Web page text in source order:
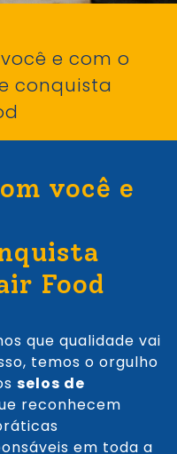
e com o
conquista
você e
Food
que qualidade vai
temos o orgulho
selos de
reconhecem
em toda a